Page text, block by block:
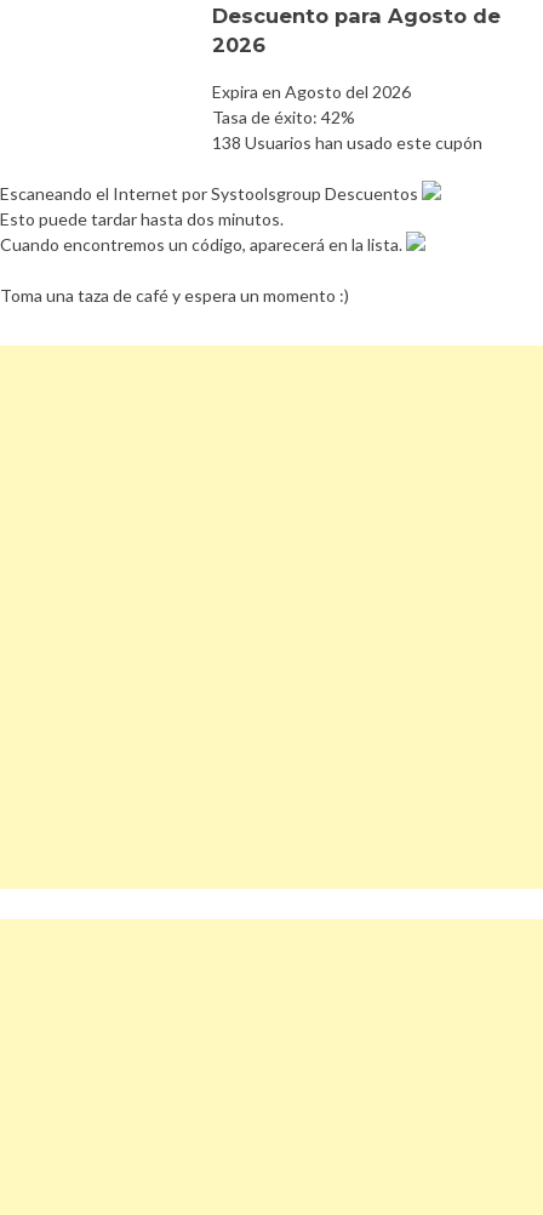
Descuento para Agosto de
2026
Expira en Agosto del 2026
Tasa de éxito: 42%
138 Usuarios han usado este cupón
Escaneando el Internet por Systoolsgroup Descuentos
Esto puede tardar hasta dos minutos.
Cuando encontremos un código, aparecerá en la lista.
Toma una taza de café y espera un momento :)